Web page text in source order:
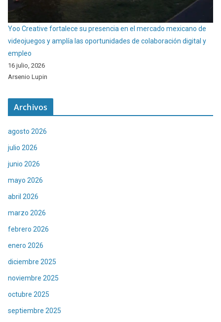
Yoo Creative fortalece su presencia en el mercado mexicano de
videojuegos y amplía las oportunidades de colaboración digital y
empleo
16 julio, 2026
Arsenio Lupin
Archivos
agosto 2026
julio 2026
junio 2026
mayo 2026
abril 2026
marzo 2026
febrero 2026
enero 2026
diciembre 2025
noviembre 2025
octubre 2025
septiembre 2025